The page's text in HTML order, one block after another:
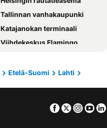
Tallinnan vanhakaupunki
Katajanokan terminaali
Viihdekeskus Flamingo
Hartwall Areena
Vesipuisto Serena
Etelä-Suomi
Lahti
Facebook
Twitter